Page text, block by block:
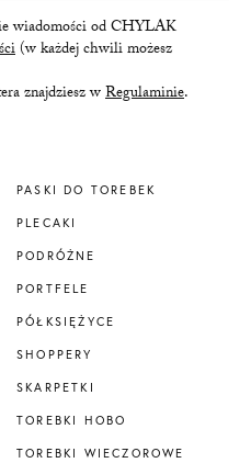
PASKI DO TOREBEK
PLECAKI
PODRÓŻNE
PORTFELE
PÓŁKSIĘŻYCE
SHOPPERY
SKARPETKI
TOREBKI HOBO
TOREBKI WIECZOROWE
wiadomości od CHYLAK
(w każdej chwili możesz
znajdziesz wRegulaminie.